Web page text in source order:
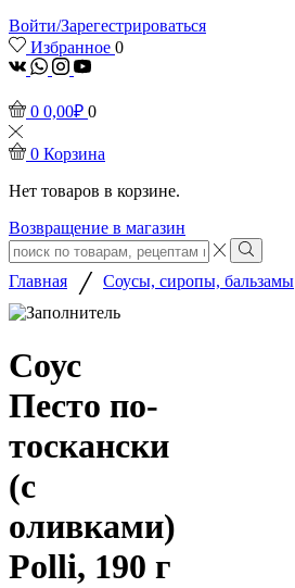
Войти/Зарегестрироваться
Избранное 0
vk Whatsapp
Instagram
Youtube
0 0,00₽ 0
0 Корзина
Нет товаров в корзине.
Возвращение в магазин
Search
input
Search
Главная / Соусы, сиропы, бальзамы
Соус
Песто по-
тоскански
(с
оливками)
Polli, 190 г